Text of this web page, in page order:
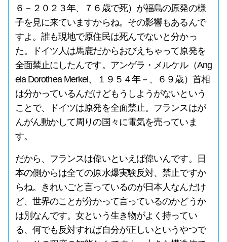
６－２０２３年、７６歳で死）が福島の原発の様
子を見に来ていますからね。その影響もあるんで
すよ。誰も現地で原住民は死んでないと分かっ
た。ドイツ人は馬鹿だからおびえちゃって原発を
全面禁止にしたんです。アンゲラ・メルケル（Ang
ela Dorothea Merkel、１９５４年－、６９歳）首相
は分かっているんだけどもうしようがないという
ことで、ドイツは原発を全面禁止。フランスはが
んがん動かして周りの国々に電気を売っていま
す。
だから、フランスは偉いといえば偉いんです。日
本の側からは全ての原水爆実験反対、禁止ですか
らね。きれいごと言っているのが日本人なんだけ
ど、世界のことが分かって言っているのかどうか
は別なんです。女という生き物がよく持ってい
る、何でも反対すれば自分が正しいというやつで